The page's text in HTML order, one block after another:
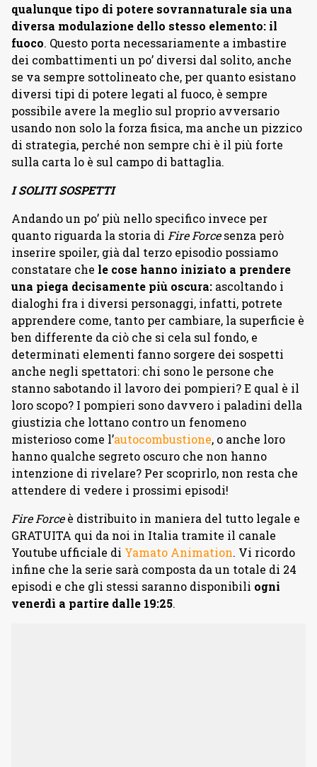
qualunque tipo di potere sovrannaturale sia una
diversa modulazione dello stesso elemento: il
fuoco. Questo porta necessariamente a imbastire
dei combattimenti un po’ diversi dal solito, anche
se va sempre sottolineato che, per quanto esistano
diversi tipi di potere legati al fuoco, è sempre
possibile avere la meglio sul proprio avversario
usando non solo la forza fisica, ma anche un pizzico
di strategia, perché non sempre chi è il più forte
sulla carta lo è sul campo di battaglia.
I SOLITI SOSPETTI
Andando un po’ più nello specifico invece per
quanto riguarda la storia di Fire Forcesenza però
inserire spoiler, già dal terzo episodio possiamo
constatare che le cose hanno iniziato a prendere
una piega decisamente più oscura: ascoltando i
dialoghi fra i diversi personaggi, infatti, potrete
apprendere come, tanto per cambiare, la superficie è
ben differente da ciò che si cela sul fondo, e
determinati elementi fanno sorgere dei sospetti
anche negli spettatori: chi sono le persone che
stanno sabotando il lavoro dei pompieri? E qual è il
loro scopo? I pompieri sono davvero i paladini della
giustizia che lottano contro un fenomeno
misterioso come l’autocombustione, o anche loro
hanno qualche segreto oscuro che non hanno
intenzione di rivelare? Per scoprirlo, non resta che
attendere di vedere i prossimi episodi!
Fire Forceè distribuito in maniera del tutto legale e
GRATUITA qui da noi in Italia tramite il canale
Youtube ufficiale di Yamato Animation. Vi ricordo
infine che la serie sarà composta da un totale di 24
episodi e che gli stessi saranno disponibili ogni
venerdì a partire dalle 19:25.